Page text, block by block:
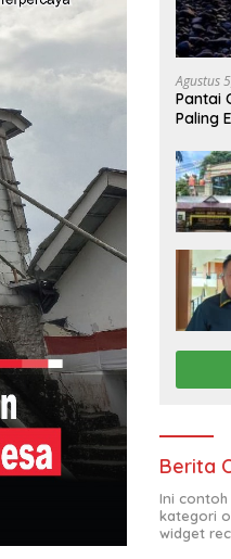
Agustus
Pantai
Paling
Berita
Ini
kategori
widget